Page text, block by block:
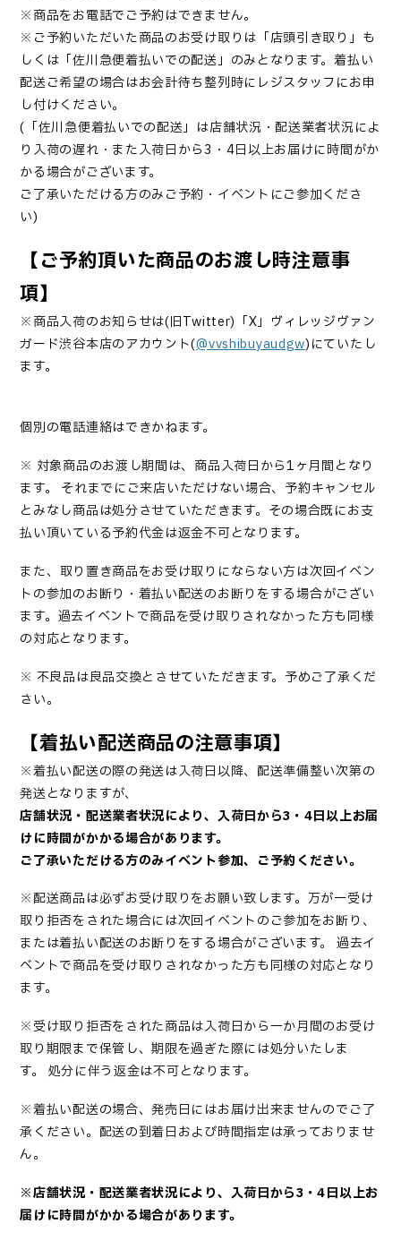
※商品をお電話でご予約はできません。
※ご予約いただいた商品のお受け取りは「店頭引き取り」も
しくは「佐川急便着払いでの配送」のみとなります。着払い
配送ご希望の場合はお会計待ち整列時にレジスタッフにお申
し付けください。
(「佐川急便着払いでの配送」は店舗状況・配送業者状況によ
り入荷の遅れ・また入荷日から3・4日以上お届けに時間がか
かる場合がございます。
ご了承いただける方のみご予約・イベントにご参加くださ
い)
【ご予約頂いた商品のお渡し時注意事
項】
※商品入荷のお知らせは(旧Twitter)「X」 ヴィレッジヴァン
ガード渋谷本店のアカウント(@vvshibuyaudgw)にていたし
ます。
個別の電話連絡はできかねます。
※ 対象商品のお渡し期間は、商品入荷日から1ヶ月間となり
ます。
それまでにご来店いただけない場合、予約キャンセル
とみなし商品は処分させていただきます。その場合既にお支
払い頂いている予約代金は返金不可となります。
また、 取り置き商品をお受け取りにならない方は次回イベン
トの参加のお断り・着払い配送のお断り をする場合がござい
ます。 過去イベントで商品を受け取りされなかった方も同様
の対応となります。
※ 不良品は良品交換とさせていただきます。予めご了承くだ
さい。
【着払い配送商品の注意事項】
※着払い配送の際の発送は入荷日以降、配送準備整い次第の
発送となりますが、
店舗状況・配送業者状況により、入荷日から3・4日以上お届
けに時間がかかる場合があります。
ご了承いただける方のみイベント参加、ご予約ください。
※配送商品は必ずお受け取りをお願い致します。 万が一受け
取り拒否をされた場合には次回イベントのご参加をお断り、
または着払い配送のお断りをする場合がございます。
過去イ
ベントで商品を受け取りされなかった方も同様の対応となり
ます。
※受け取り拒否をされた商品は入荷日から一か月間のお受け
取り期限まで保管し、期限を過ぎた際には処分いたしま
す。
処分に伴う返金は不可となります。
※着払い配送の場合、発売日にはお届け出来ませんのでご了
承ください。配送の到着日および時間指定は承っておりませ
ん。
※店舗状況・配送業者状況により、入荷日から3・4日以上お
届けに時間がかかる場合があります。